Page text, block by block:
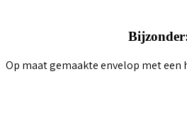
Op maat gemaakte envelop met